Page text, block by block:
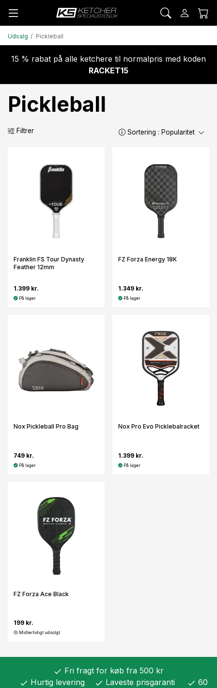
Udsalg Pickleball
15 % rabat på alle ketchere til normalpris med koden
RACKET15
Pickleball
Filtrer Sortering : Popularitet
Franklin FS Tour Dynasty
Feather 12mm
1.399 kr.
På lager
FZ Forza Energy 18K
1.349 kr.
På lager
Nox Pickleball Pro Bag
749 kr.
På lager
Nox Pro Evo Picklebalracket
1.399 kr.
På lager
FZ Forza Ace Black
199 kr.
Midlertidigt udsolgt
check Fri fragt for køb fra 500 kr
check Hurtig levering check Laveste prisgaranti check 60